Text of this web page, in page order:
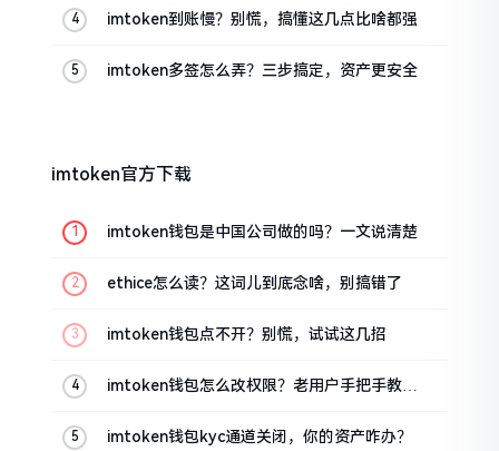
imtoken到账慢？别慌，搞懂这几点比啥都强
imtoken多签怎么弄？三步搞定，资产更安全
imtoken官方下载
imtoken钱包是中国公司做的吗？一文说清楚
ethice怎么读？这词儿到底念啥，别搞错了
imtoken钱包点不开？别慌，试试这几招
imtoken钱包怎么改权限？老用户手把手教你
imtoken钱包kyc通道关闭，你的资产咋办？